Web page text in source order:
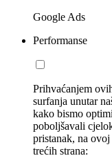
Google Ads
Performanse
Prihvaćanjem
surfanja unutar
kako bismo
poboljšavali
pristanak, na
trećih strana: